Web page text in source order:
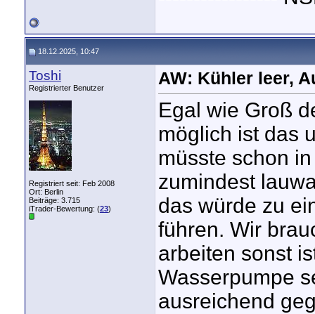
18.12.2025, 10:47
Toshi
Registrierter Benutzer
Registriert seit: Feb 2008
Ort: Berlin
Beiträge: 3.715
iTrader-Bewertung: (23)
AW: Kühler leer,
Egal wie Groß
möglich ist das
müsste schon
zumindest
das würde zu
führen. Wir
arbeiten sonst
Wasserpumpe
ausreichend